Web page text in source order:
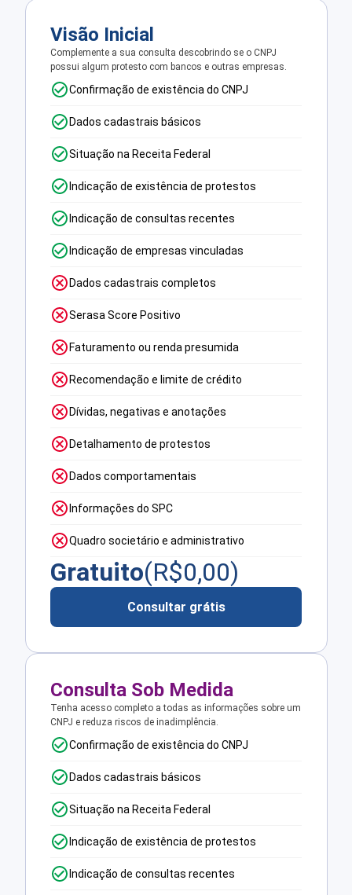
Visão Inicial
Complemente a sua consulta descobrindo se o CNPJ
possui algum protesto com bancos e outras empresas.
Confirmação de existência do CNPJ
Dados cadastrais básicos
Situação na Receita Federal
Indicação de existência de protestos
Indicação de consultas recentes
Indicação de empresas vinculadas
Dados cadastrais completos
Serasa Score Positivo
Faturamento ou renda presumida
Recomendação e limite de crédito
Dívidas, negativas e anotações
Detalhamento de protestos
Dados comportamentais
Informações do SPC
Quadro societário e administrativo
Gratuito(R$0,00)
Consultar grátis
Consulta Sob Medida
Tenha acesso completo a todas as informações sobre um
CNPJ e reduza riscos de inadimplência.
Confirmação de existência do CNPJ
Dados cadastrais básicos
Situação na Receita Federal
Indicação de existência de protestos
Indicação de consultas recentes